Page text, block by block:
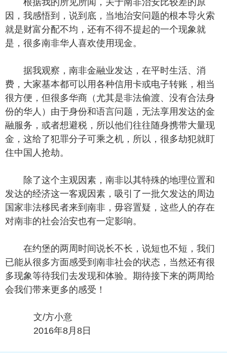
根据我的所见所闻，关于南非治安比较差的原
因，我感悟到，说到底，当地治安问题的根本导火索
就是财富分配不均，还有不得不提起的一个现象就
是，很多南非华人喜欢使用现金。
据我观察，南非金融业发达，在平时生活、消
费，大家基本都可以用各种信用卡或电子转账，相当
很方便，但很多华商（尤其是非法偷渡、没有合法身
份的华人）由于身份和语言问题，无法享用发达的金
融服务，或者想避税，所以他们往往随身携带大量现
金，这给了犯罪分子可乘之机，所以，很多劫犯就盯
住中国人抢劫。
除了这个主观因素，南非以其特殊的地理位置和
发达的经济这一客观因素，吸引了一批欠发达的周边
国家非法移民者来到南非，毋容置疑，这些人的存在
对南非的社会治安也有一定影响。
在约堡的两周时间说长不长，说短也不短，我们
已能从很多方面感受到南非社会的状态，当然还有很
多现象等待我们去发现和体验。期待接下来的两周给
会我们带来更多的感受！
文/方小意
2016年8月8日